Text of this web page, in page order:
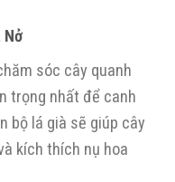
Nở
sóc cây quanh
trọng nhất để canh
bộ lá già sẽ giúp cây
kích thích nụ hoa